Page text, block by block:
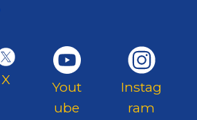
X
Yout
ube
Instag
ram